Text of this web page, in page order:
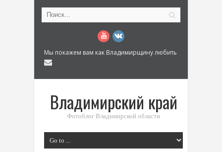
Мы покажем вам как Владимирщину любить
Владимирский край
Фотоблог Владимирской области